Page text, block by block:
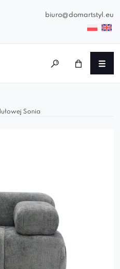
biuro@domartstyl.eu
Sonia